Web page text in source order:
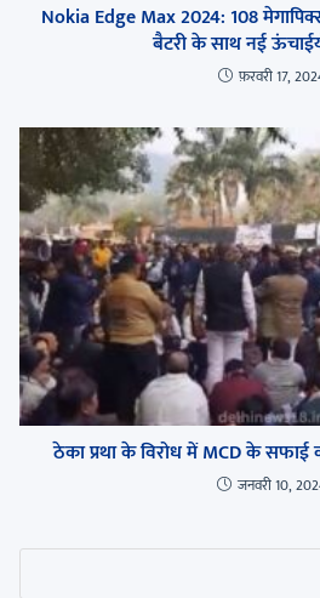
Nokia Edge Max 2024: 108
बैटरी के साथ नई
फ़रवरी 17,
ठेका प्रथा के विरोध में MCD के सफाई
जनवरी 10,